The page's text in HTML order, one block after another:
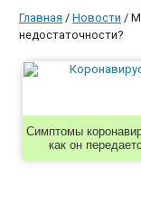
Главная / Новости /
недостаточности?
Симптомы
как он